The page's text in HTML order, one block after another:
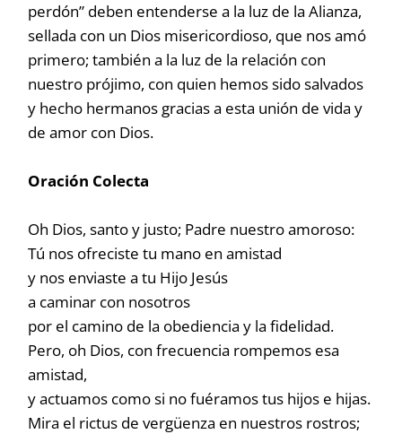
perdón” deben entenderse a la luz de la Alianza,
sellada con un Dios misericordioso, que nos amó
primero; también a la luz de la relación con
nuestro prójimo, con quien hemos sido salvados
y hecho hermanos gracias a esta unión de vida y
de amor con Dios.
Oración Colecta
Oh Dios, santo y justo; Padre nuestro amoroso:
Tú nos ofreciste tu mano en amistad
y nos enviaste a tu Hijo Jesús
a caminar con nosotros
por el camino de la obediencia y la fidelidad.
Pero, oh Dios, con frecuencia rompemos esa
amistad,
y actuamos como si no fuéramos tus hijos e hijas.
Mira el rictus de vergüenza en nuestros rostros;